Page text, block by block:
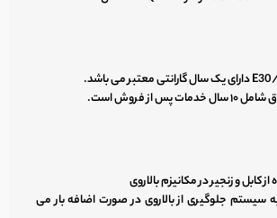
پس از فروش است.
کابل و زنجیر در مکانیزم بالاروی
به سیستم جلوگیری از بالاروی در صورت اضافه بار می